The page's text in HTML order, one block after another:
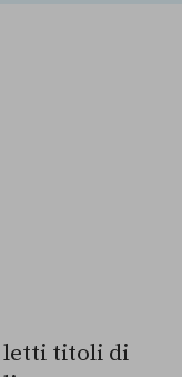
letti titoli di